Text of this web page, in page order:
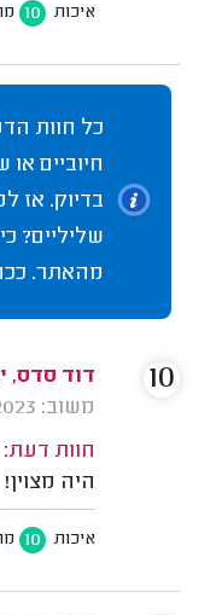
איכות 10
כל חוות
חיוביים או
בדיוק. אז
שליליים?
מהאתר.
דוד סדס,
משוב: 26/06/2023
חוות דעת:
היה מצוין!
איכות 10
10